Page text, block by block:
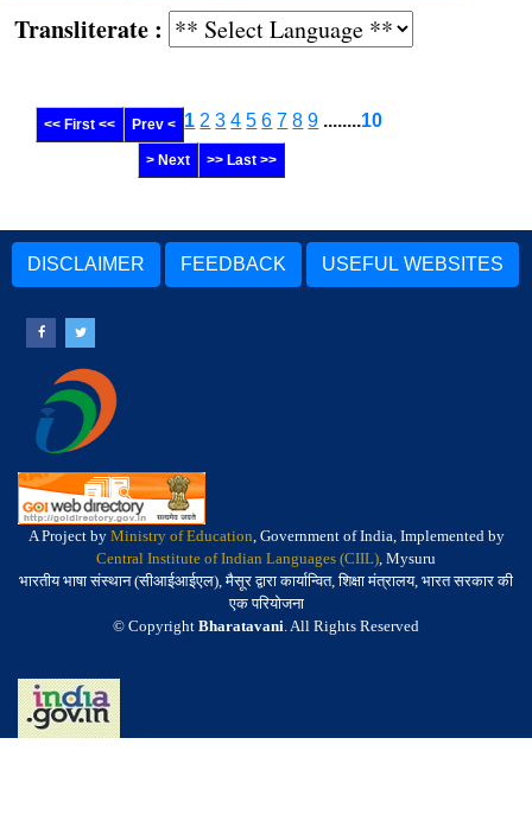
:
<< First << Prev < 1 2 3 4 5 6 7 8 9 ........10
> Next >> Last >>
DISCLAIMER FEEDBACK USEFUL WEBSITES
A Project by Ministry of Education, Government of India, Implemented by
Central Institute of Indian Languages (CIIL), Mysuru
भारतीय भाषा संस्थान (सीआईआईएल), मैसूर द्वारा कार्यान्वित, शिक्षा मंत्रालय, भारत सरकार की
एक परियोजना
© Copyright Bharatavani. All Rights Reserved